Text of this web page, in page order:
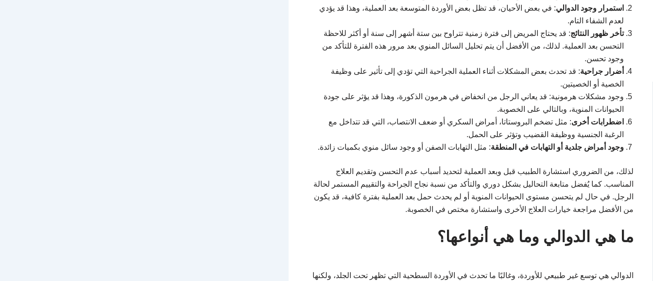
استمرار وجود الدوالي: في بعض الأحيان، قد تظل بعض الأوردة المتوسعة بعد العملية، وهذا قد يؤدي
لعدم الشفاء التام.
تأخر ظهور النتائج: قد يحتاج المريض إلى فترة زمنية تتراوح بين ستة أشهر إلى سنة أو أكثر للاحظة
التحسن بعد العملية. لذلك، من الأفضل أن يتم تحليل السائل المنوي بعد مرور هذه الفترة للتأكد من
وجود تحسن.
أضرار جراحية: قد تحدث بعض المشكلات أثناء العملية الجراحية التي تؤدي إلى تأثير على وظيفة
الخصية أو الخصيتين.
وجود مشكلات هرمونية: قد يعاني الرجل من انخفاض في هرمون الذكورة، وهذا قد يؤثر على جودة
الحيوانات المنوية، وبالتالي على الخصوبة.
اضطرابات أخرى: مثل تضخم البروستاتا، أمراض السكري أو ضعف الانتصاب، التي قد تتداخل مع
الرغبة الجنسية ووظيفة القضيب وتؤثر على الحمل.
وجود أمراض جلدية أو التهابات في المنطقة: مثل التهابات الصفن أو وجود سائل منوي بكميات زائدة.
لذلك، من الضروري استشارة الطبيب قبل وبعد العملية لتحديد أسباب عدم التحسن وتقديم العلاج
المناسب. كما يُفضل متابعة التحاليل بشكل دوري والتأكد من نسبة نجاح الجراحة والتقييم المستمر لحالة
الرجل. في حال لم يتحسن مستوى الحيوانات المنوية أو لم يحدث حمل بعد العملية بفترة كافية، قد يكون
من الأفضل مراجعة خيارات العلاج الأخرى واستشارة مختص في الخصوبة.
ما هي الدوالي وما هي أنواعها؟
الدوالي هي توسع غير طبيعي للأوردة، وغالبًا ما تحدث في الأوردة السطحية التي تظهر تحت الجلد، ولكنها